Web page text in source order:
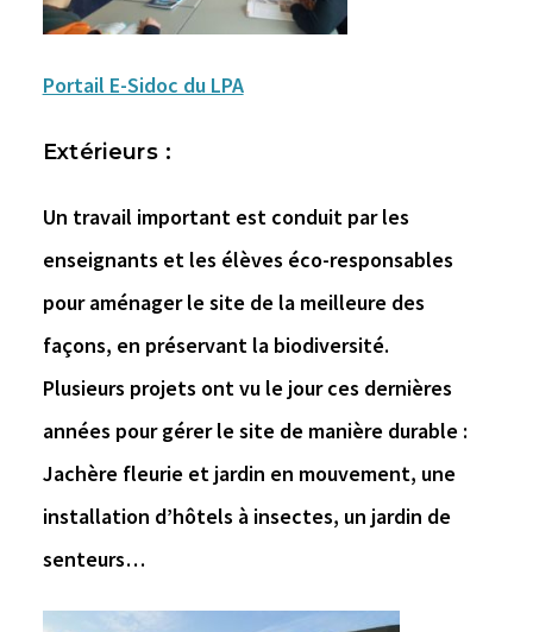
Portail E-Sidoc du LPA
Extérieurs :
Un travail important est conduit par les
enseignants et les élèves éco-responsables
pour aménager le site de la meilleure des
façons, en préservant la biodiversité.
Plusieurs projets ont vu le jour ces dernières
années pour gérer le site de manière durable :
Jachère fleurie et jardin en mouvement, une
installation d’hôtels à insectes, un jardin de
senteurs…